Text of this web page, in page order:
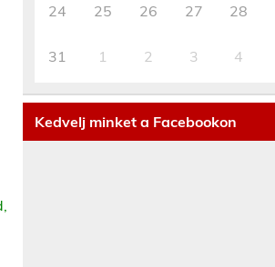
24 25 26 27 28
31 1 2 3 4
Kedvelj minket a Facebookon